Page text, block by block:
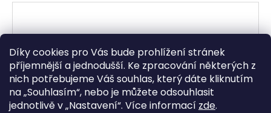
Díky cookies pro Vás bude prohlížení stránek
příjemnější a jednodušší. Ke zpracování některých z
nich potřebujeme Váš souhlas, který dáte kliknutím
na „Souhlasím“, nebo je můžete odsouhlasit
jednotlivě v „Nastavení“. Více informací zde.